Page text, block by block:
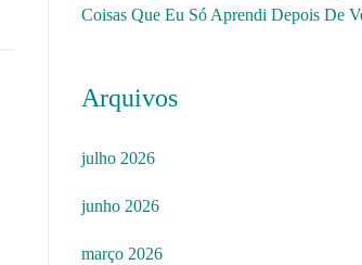
Coisas Que Eu Só Aprendi Depois De
Arquivos
julho 2026
junho 2026
março 2026